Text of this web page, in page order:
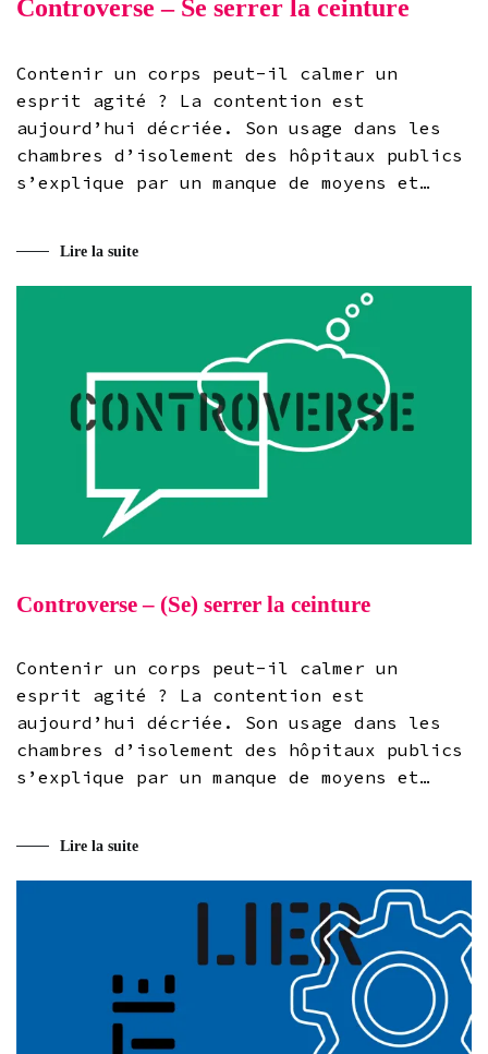
Controverse – Se serrer la ceinture
Contenir un corps peut-il calmer un
esprit agité ? La contention est
aujourd’hui décriée. Son usage dans les
chambres d’isolement des hôpitaux publics
s’explique par un manque de moyens et…
Lire la suite
Controverse – (Se) serrer la ceinture
Contenir un corps peut-il calmer un
esprit agité ? La contention est
aujourd’hui décriée. Son usage dans les
chambres d’isolement des hôpitaux publics
s’explique par un manque de moyens et…
Lire la suite